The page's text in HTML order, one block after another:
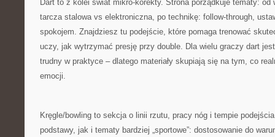
Dart to z kolei świat mikro-korekty. Strona porządkuje tematy: od
tarcza stalowa vs elektroniczna, po technikę: follow-through,
spokojem. Znajdziesz tu podejście, które pomaga trenować
uczy, jak wytrzymać presję przy double. Dla wielu graczy dart
trudny w praktyce – dlatego materiały skupiają się na tym, co
emocji.
Kręgle/bowling to sekcja o linii rzutu, pracy nóg i tempie
podstawy, jak i tematy bardziej „sportowe”: dostosowanie do